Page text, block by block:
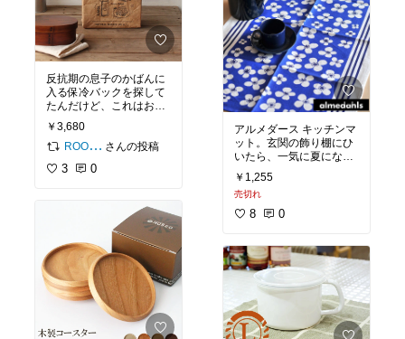
反抗期の息子のかばんに
入る保冷バックを探して
たんだけど、これはお洒
落過ぎ⁉私が使おうかな♪
￥3,680
ROOM編集部
さんの投稿
3 0
アルメダース キッチンマ
ット。玄関の飾り棚にひ
いたら、一気に夏になっ
た～‼
￥1,255
売切れ
8 0